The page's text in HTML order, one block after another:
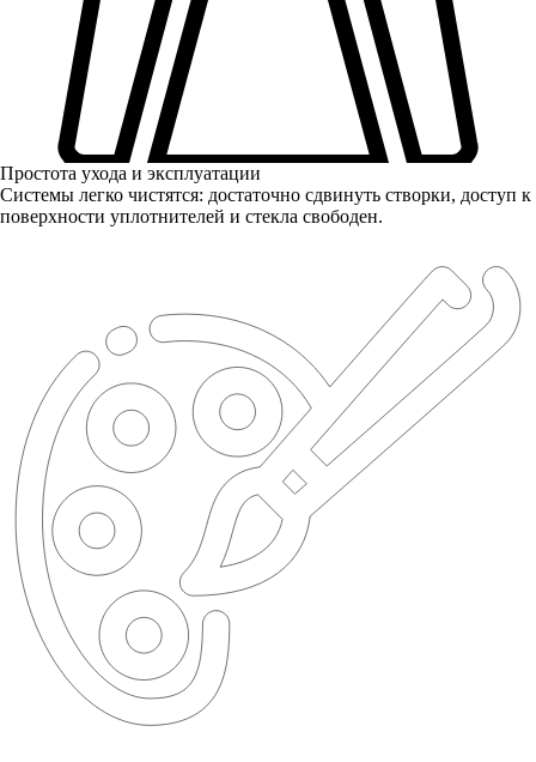
Простота ухода и эксплуатации
Системы легко чистятся: достаточно сдвинуть створки, доступ к
поверхности уплотнителей и стекла свободен.